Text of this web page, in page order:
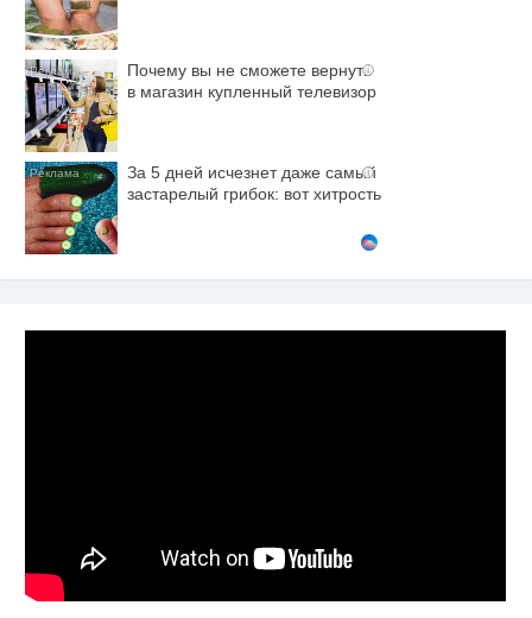
i
Почему вы не сможете вернуть
в магазин купленный телевизор
i
За 5 дней исчезнет даже самый
застарелый грибок: вот хитрость